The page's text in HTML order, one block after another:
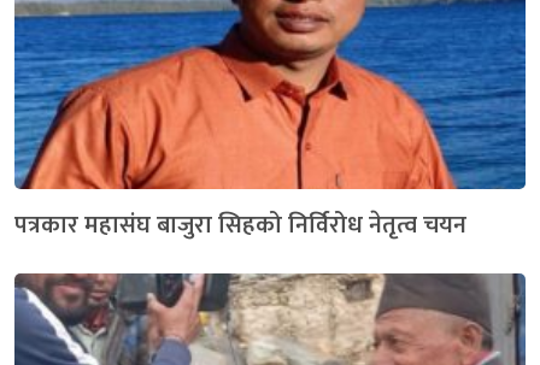
पत्रकार महासंघ बाजुरा सिहको निर्विरोध नेतृत्व चयन